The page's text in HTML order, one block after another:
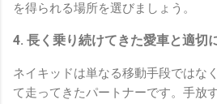
を得られる場所を選びましょう。
4. 長く乗り続けてきた愛車と適切
ネイキッドは単なる移動手段ではな
て走ってきたパートナーです。手放